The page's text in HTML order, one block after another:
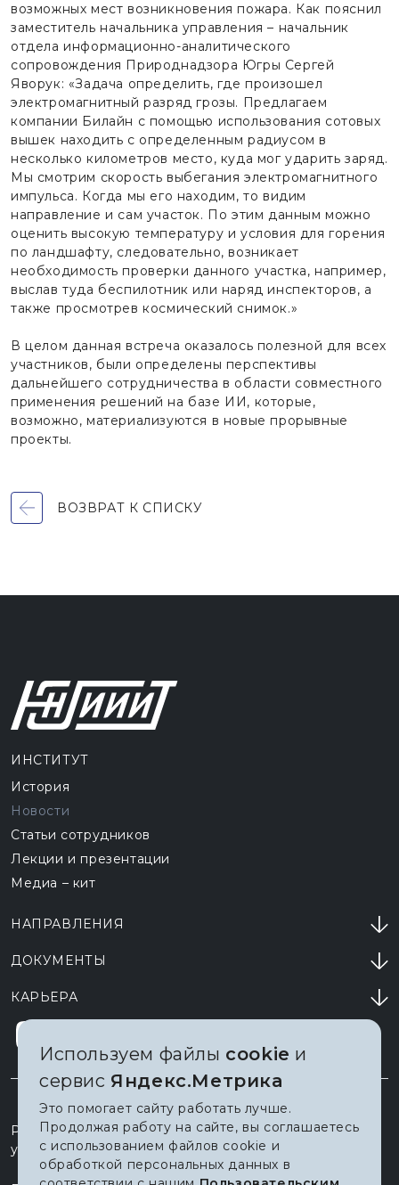
возможных мест возникновения пожара. Как пояснил
заместитель начальника управления – начальник
отдела информационно-аналитического
сопровождения Природнадзора Югры Сергей
Яворук: «Задача определить, где произошел
электромагнитный разряд грозы. Предлагаем
компании Билайн с помощью использования сотовых
вышек находить с определенным радиусом в
несколько километров место, куда мог ударить заряд.
Мы смотрим скорость выбегания электромагнитного
импульса. Когда мы его находим, то видим
направление и сам участок. По этим данным можно
оценить высокую температуру и условия для горения
по ландшафту, следовательно, возникает
необходимость проверки данного участка, например,
выслав туда беспилотник или наряд инспекторов, а
также просмотрев космический снимок.»
В целом данная встреча оказалось полезной для всех
участников, были определены перспективы
дальнейшего сотрудничества в области совместного
применения решений на базе ИИ, которые,
возможно, материализуются в новые прорывные
проекты.
ВОЗВРАТ К СПИСКУ
ИНСТИТУТ
История
Новости
Статьи сотрудников
Лекции и презентации
Медиа – кит
НАПРАВЛЕНИЯ
ДОКУМЕНТЫ
КАРЬЕРА
Россия, 628011, Ханты-Мансийск
ул. Мира, д. 151
Используем файлы cookie и
сервис Яндекс.Метрика
Это помогает сайту работать лучше.
Продолжая работу на сайте, вы соглашаетесь
с использованием файлов cookie и
обработкой персональных данных в